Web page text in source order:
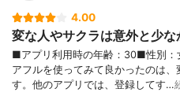
4.00
変な人やサクラは意外と少な
■アプリ利用時の年齢：30■性別
アフルを使ってみて良かったのは
す。他のアプリでは、登録してす…